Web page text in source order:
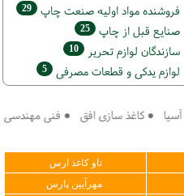
فروشنده مواد اوليه صنعت چاپ 29
صنايع قبل از چاپ 25
سازندگان لوازم تحریر 10
لوازم یدکی و قطعات مصرفی 5
● کاغذ سازی افق ● فنی مهندسی
تاو کاغذ ارس
مهرآیین پارس